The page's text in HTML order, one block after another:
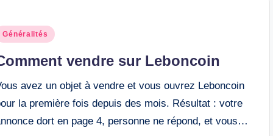
Généralités
vendre sur Leboncoin
avez un objet à vendre et vous ouvrez Leboncoin
la première fois depuis des mois. Résultat : votre
dort en page 4, personne ne répond, et vous…